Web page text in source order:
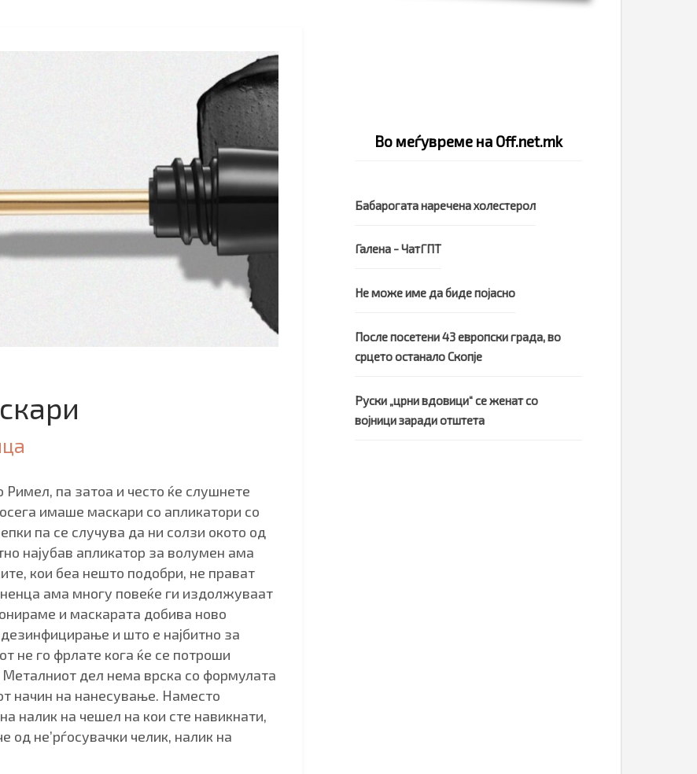
па затоа и често ќе слушнете
имаше маскари со апликатори со
па се случува да ни солзи окото од
најубав апликатор за волумен ама
кои беа нешто подобри, не прават
ама многу повеќе ги издолжуваат
и маскарата добива ново
и што е најбитно за
не го фрлате кога ќе се потроши
дел нема врска со формулата
начин на нанесување. Наместо
налик на чешел на кои сте навикнати,
од не’рѓосувачки челик, налик на
Во меѓувреме на Off.net.mk
Бабарогата наречена холестерол
Галена - ЧатГПТ
Не може име да биде појасно
После посетени 43 европски града, во
срцето останало Скопје
Руски „црни вдовици“ се женат со
војници заради отштета